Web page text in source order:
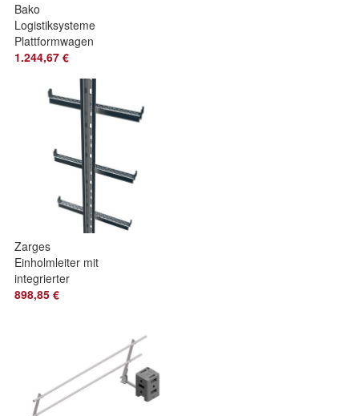
Bako
Logistiksysteme
Plattformwagen
R2200 mit 2
2200kg Tragkraft
2000x8
1.244,67 €
Zarges
Einholmleiter mit
integrierter
Steigschutzschiene
898,85 €